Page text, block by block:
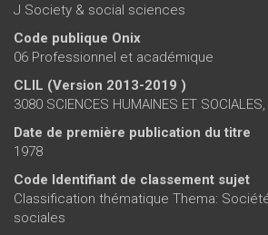
J Society & social sciences
Code publique Onix
06 Professionnel et académique
CLIL (Version 2013-2019 )
3080 SCIENCES HUMAINES ET
Date de première publication du titre
1978
Code Identifiant de classement sujet
Classification thématique Thema:
sociales